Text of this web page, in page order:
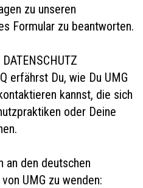
zu unseren
Formular zu beantworten.
erfährst Du, wie Du UMG
kannst, die sich
oder Deine
an den deutschen
UMG zu wenden: